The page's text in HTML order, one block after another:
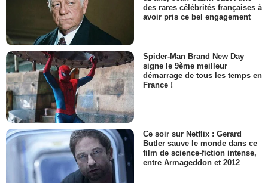
des rares célébrités françaises à
avoir pris ce bel engagement
Spider-Man Brand New Day
signe le 9ème meilleur
démarrage de tous les temps en
France !
Ce soir sur Netflix : Gerard
Butler sauve le monde dans ce
film de science-fiction intense,
entre Armageddon et 2012